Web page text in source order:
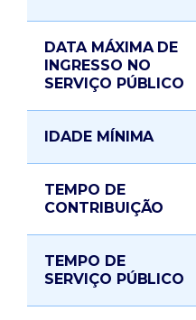
DATA MÁXIMA DE
INGRESSO NO
SERVIÇO PÚBLICO
IDADE MÍNIMA
TEMPO DE
CONTRIBUIÇÃO
TEMPO DE
SERVIÇO PÚBLICO